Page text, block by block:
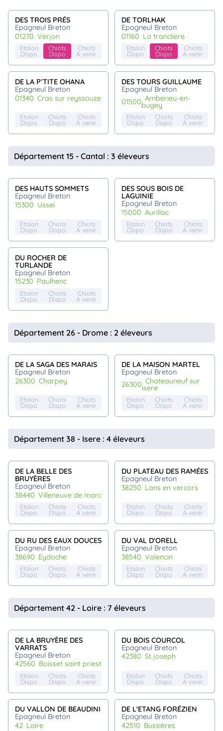
DES TROIS PRÉS
Epagneul Breton
01270
verjon
Etalon
Dispo
Chiots
Dispo
Chiots
A venir
DE TORLHAK
Epagneul Breton
01160
la trancliere
Etalon
Dispo
Chiots
Dispo
Chiots
A venir
DE LA P’TITE OHANA
Epagneul Breton
01340
cras sur reyssouze
Etalon
Dispo
Chiots
Dispo
Chiots
A venir
DES TOURS GUILLAUME
Epagneul Breton
01500 amberieu-en-
bugey
Etalon
Dispo
Chiots
Dispo
Chiots
A venir
Département 15 - Cantal : 3 éleveurs
DES HAUTS SOMMETS
Epagneul Breton
15300
ussel
Etalon
Dispo
Chiots
Dispo
Chiots
A venir
DES SOUS BOIS DE
LAGUINIE
Epagneul Breton
15000
aurillac
Etalon
Dispo
Chiots
Dispo
Chiots
A venir
DU ROCHER DE
TURLANDE
Epagneul Breton
15230
paulhenc
Etalon
Dispo
Chiots
Dispo
Chiots
A venir
Département 26 - Drome : 2 éleveurs
DE LA SAGA DES MARAIS
Epagneul Breton
26300
charpey
Etalon
Dispo
Chiots
Dispo
Chiots
A venir
DE LA MAISON MARTEL
Epagneul Breton
26300 chateauneuf sur
isere
Etalon
Dispo
Chiots
Dispo
Chiots
A venir
Département 38 - Isere : 4 éleveurs
DE LA BELLE DES
BRUYÈRES
Epagneul Breton
38440
villeneuve de marc
Etalon
Dispo
Chiots
Dispo
Chiots
A venir
DU PLATEAU DES RAMÉES
Epagneul Breton
38250
lans en vercors
Etalon
Dispo
Chiots
Dispo
Chiots
A venir
DU RU DES EAUX DOUCES
Epagneul Breton
38690
eydoche
Etalon
Dispo
Chiots
Dispo
Chiots
A venir
DU VAL D'ORELL
Epagneul Breton
38540
valencin
Etalon
Dispo
Chiots
Dispo
Chiots
A venir
Département 42 - Loire : 7 éleveurs
DE LA BRUYÈRE DES
VARRATS
Epagneul Breton
42560
boisset saint priest
Etalon
Dispo
Chiots
Dispo
Chiots
A venir
DU BOIS COURCOL
Epagneul Breton
42380
st joseph
Etalon
Dispo
Chiots
Dispo
Chiots
A venir
DU VALLON DE BEAUDINI
Epagneul Breton
42
loire
DE L'ETANG FORÉZIEN
Epagneul Breton
42510
bussières